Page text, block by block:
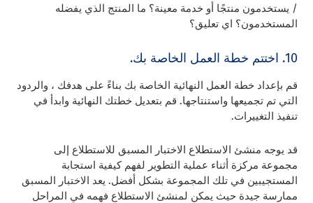
/ يستخدمون منتجًا أو خدمة معينة؟ ما المنتج الذي يفضله
المستخدمون؟ اي تعليق؟
10. اختتم خطة العمل الخاصة بك.
قم بإعداد خطة العمل النهائية الخاصة بك بناءً على هدفك ، والردود
التي تم تجميعها واستنتاجها. قم بتعديل خطتك النهائية وابدأ في
تنفيذ التغييرات.
قد يوجه منشئ الاستطلاع الاختبار المسبق للاستطلاع إلى
مجموعة مركزة أثناء عملية التطوير لفهم كيفية استجابة
المستجيبين في تلك المجموعة بشكل أفضل. يعد الاختبار المسبق
ممارسة جيدة حيث يمكن لمنشئ الاستطلاع فهمه في المراحل